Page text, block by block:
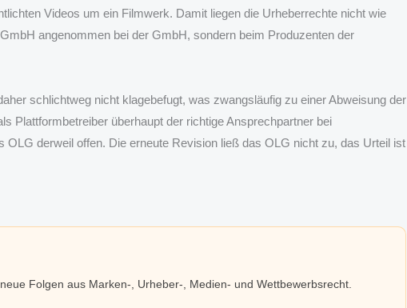
Videos um ein Filmwerk. Damit liegen die Urheberrechte nicht wie
angenommen bei der GmbH, sondern beim Produzenten der
schlichtweg nicht klagebefugt, was zwangsläufig zu einer Abweisung der
Plattformbetreiber überhaupt der richtige Ansprechpartner bei
OLG derweil offen. Die erneute Revision ließ das OLG nicht zu, das Urteil ist
Folgen aus Marken-, Urheber-, Medien- und Wettbewerbsrecht.